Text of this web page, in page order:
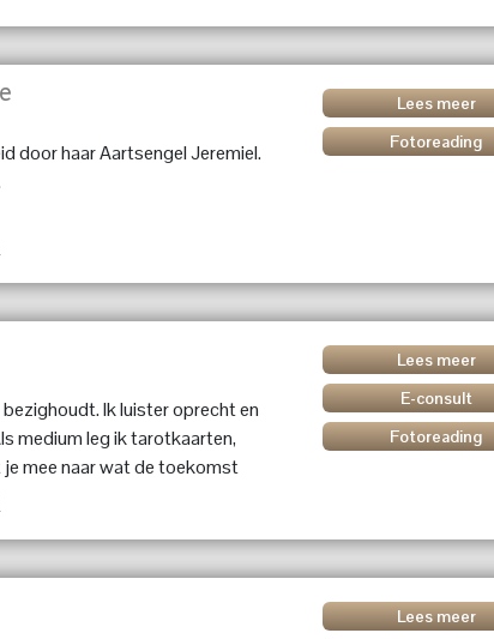
door haar Aartsengel Jeremiel.
Lees meer
Fotoreading
Ik luister oprecht en
medium leg ik tarotkaarten,
mee naar wat de toekomst
vraag... Je kunt bij mij
overleden dierbaren mogelijk.
Lees meer
E-consult
Fotoreading
Lees meer